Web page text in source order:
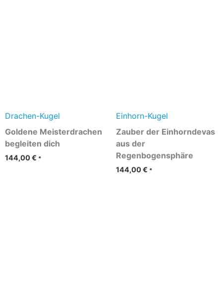
Drachen-Kugel
Goldene Meisterdrachen
begleiten dich
144,00€ *
Einhorn-Kugel
Zauber der Einhorndevas
aus der
Regenbogensphäre
144,00€ *